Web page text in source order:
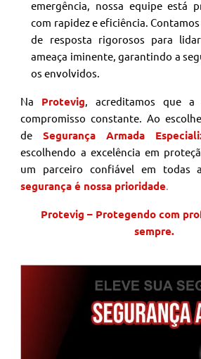
emergência, nossa equipe está
com rapidez e eficiência.
de resposta rigorosos para
ameaça iminente, garantindo a
os envolvidos.
Na Protevig , acreditamos que
compromisso constante. Ao
de
Segurança Armada
escolhendo a excelência em
um parceiro confiável em todas
segurança é nossa prioridade
Protevig – Protegendo com
sempre.